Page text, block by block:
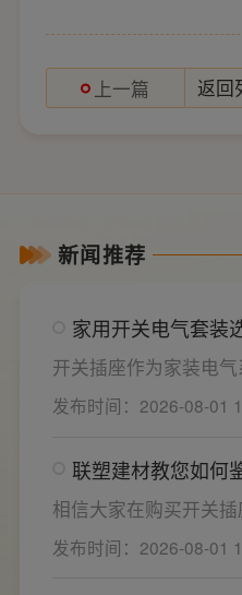
上一篇 返回
新闻推荐
家用开关电气套装
看”甄选技巧
开关插座作为家装电
决定居家用电的安全性
响着长期居住体验。
关键。联塑建材总结
家精准避坑，挑选安全
发布时间：2026-08-01
联塑建材教您如何
质量
相信大家在购买开关
一款寿命长，质量好的
座而言，其里面的铜
发布时间：2026-08-01